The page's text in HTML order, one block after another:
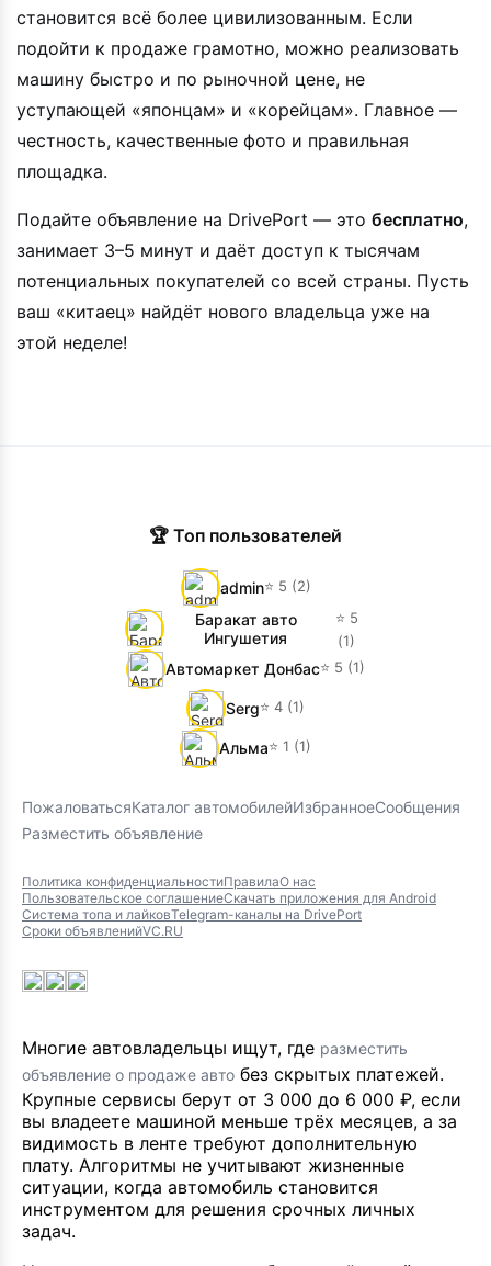
становится всё более цивилизованным. Если
подойти к продаже грамотно, можно реализовать
машину быстро и по рыночной цене, не
уступающей «японцам» и «корейцам». Главное —
честность, качественные фото и правильная
площадка.
Подайте объявление на DrivePort — это бесплатно,
занимает 3–5 минут и даёт доступ к тысячам
потенциальных покупателей со всей страны. Пусть
ваш «китаец» найдёт нового владельца уже на
этой неделе!
🏆 Топ пользователей
admin⭐ 5 (2)
Баракат авто
Ингушетия
⭐ 5
(1)
Автомаркет Донбас⭐ 5 (1)
Serg⭐ 4 (1)
Альма⭐ 1 (1)
ПожаловатьсяКаталог автомобилейИзбранноеСообщения
Разместить объявление
Политика конфиденциальностиПравилаО нас
Пользовательское соглашениеСкачать приложения для Android
Система топа и лайковTelegram-каналы на DrivePort
Сроки объявленийVC.RU
Многие автовладельцы ищут, где разместить
объявление о продаже авто без скрытых платежей.
Крупные сервисы берут от 3 000 до 6 000 ₽, если
вы владеете машиной меньше трёх месяцев, а за
видимость в ленте требуют дополнительную
плату. Алгоритмы не учитывают жизненные
ситуации, когда автомобиль становится
инструментом для решения срочных личных
задач.